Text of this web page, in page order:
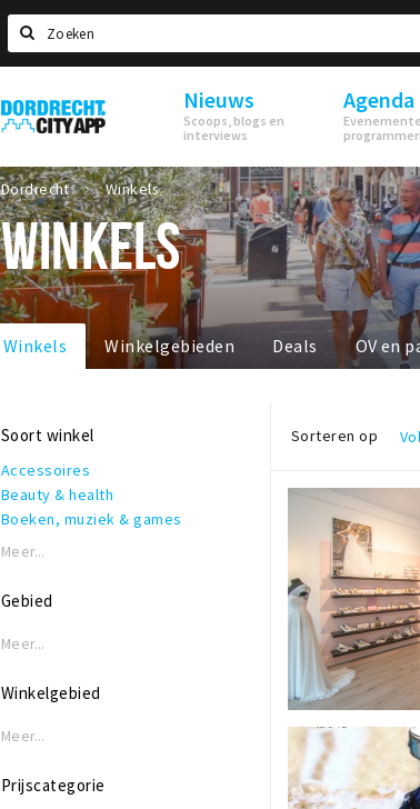
Zoeken
Dordrecht
City
Nieuws
Scoops, blogs en
interviews
Agenda
Dordrecht Winkels
WINKELS
Winkels Winkelgebieden Deals OV en
Soort winkel
Accessoires
Beauty & health
Boeken, muziek & games
Bruids-en trouwmode
Creatief
Eten & drinken
Herenmode
Kinderen
Schoenen
Meer...
Gebied
Meer...
Winkelgebied
Meer...
Prijscategorie
Sorteren op